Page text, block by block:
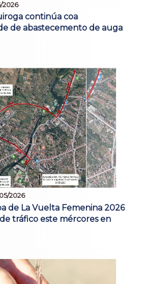
2026
continúa coa
de abastecemento de auga
2026
de La Vuelta Femenina 2026
tráfico este mércores en